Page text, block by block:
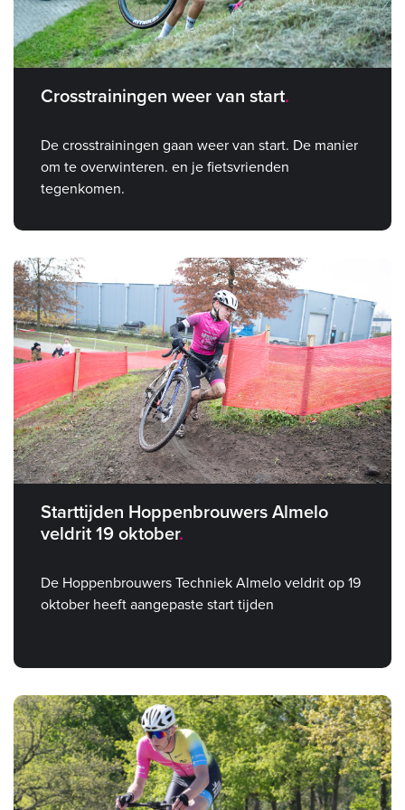
Crosstrainingen weer van start
De crosstrainingen gaan weer van start. De manier
om te overwinteren. en je fietsvrienden
tegenkomen.
Starttijden Hoppenbrouwers Almelo
veldrit 19 oktober
De Hoppenbrouwers Techniek Almelo veldrit op 19
oktober heeft aangepaste start tijden